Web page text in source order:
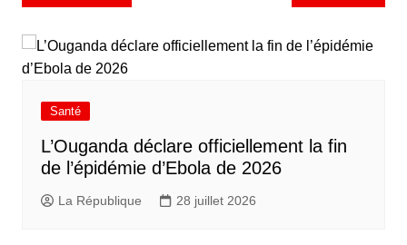
Santé
L’Ouganda déclare officiellement la fin
de l’épidémie d’Ebola de 2026
La République 28 juillet 2026